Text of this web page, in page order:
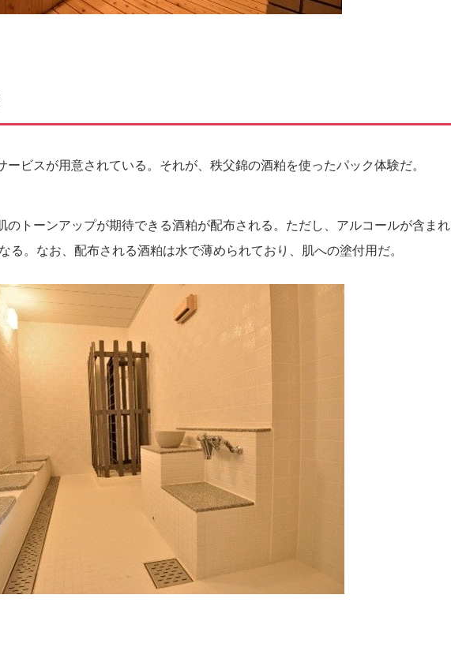
ビスが用意されている。それが、秩父錦の酒粕を使ったパック体験だ。
のトーンアップが期待できる酒粕が配布される。ただし、アルコールが含まれ
。なお、配布される酒粕は水で薄められており、肌への塗付用だ。